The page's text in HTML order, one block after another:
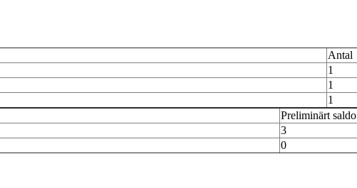
Antal
1
1
1
Preliminärt saldo
3
0